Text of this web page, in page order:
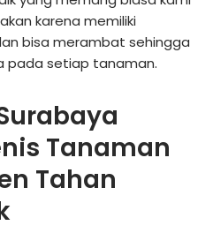
karena memiliki
bisa merambat sehingga
pada setiap tanaman.
Tanaman
Tahan